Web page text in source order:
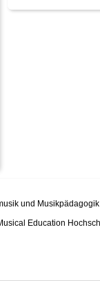
und
Education